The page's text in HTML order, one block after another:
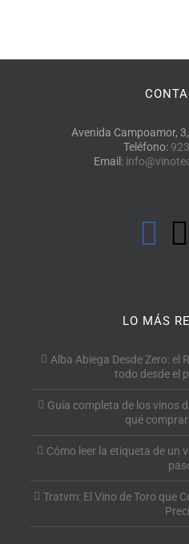
Avenida Campoamor,
Teléfono:
Email:
LO MÁS
Alba Abiega Desde Zero: el
todo desde el
Guía completa de los vinos
qué
Cómo leer la etiqueta de un
Tratvm: El Vino de Toro que